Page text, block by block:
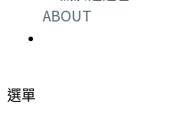
ABOUT
選單